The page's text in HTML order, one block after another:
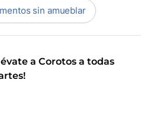
sin amueblar
a Corotos a todas